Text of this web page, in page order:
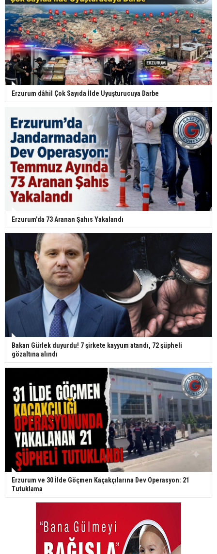
Erzurum dâhil Çok Sayıda İlde Uyuşturucuya Darbe
Erzurum'da 73 Aranan Şahıs Yakalandı
Bakan Gürlek duyurdu! 7 şirkete kayyum atandı, 72 şüpheli
gözaltına alındı
Erzurum ve 30 İlde Göçmen Kaçakçılarına Dev Operasyon: 21
Tutuklama